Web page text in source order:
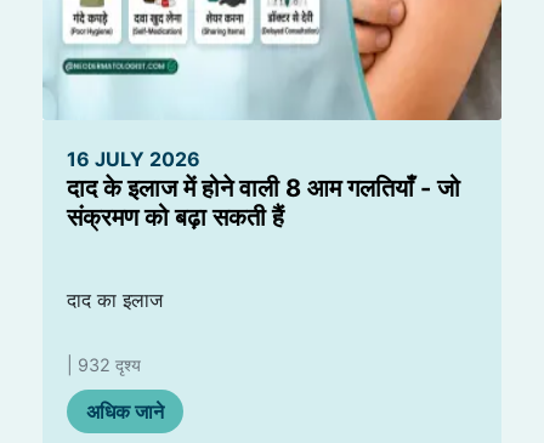
16 JULY 2026
दाद के इलाज में होने वाली 8 आम गलतियाँ - जो
संक्रमण को बढ़ा सकती हैं
दाद का इलाज
| 932 दृश्य
अधिक जाने